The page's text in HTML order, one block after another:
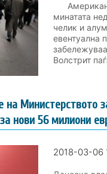
минатата
челик и
евентуална
Волстрит
Министерството
нови 56 милиони
2018-03-06